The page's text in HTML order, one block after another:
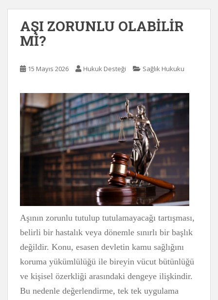
AŞI ZORUNLU OLABİLİR
Mİ?
15 Mayıs 2026 Hukuk Desteği Sağlık Hukuku
Aşının zorunlu tutulup tutulamayacağı tartışması,
belirli bir hastalık veya dönemle sınırlı bir başlık
değildir. Konu, esasen devletin kamu sağlığını
koruma yükümlülüğü ile bireyin vücut bütünlüğü
ve kişisel özerkliği arasındaki dengeye ilişkindir.
Bu nedenle değerlendirme, tek tek uygulama